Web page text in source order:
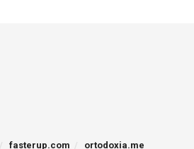
fasterup.com ortodoxia.me